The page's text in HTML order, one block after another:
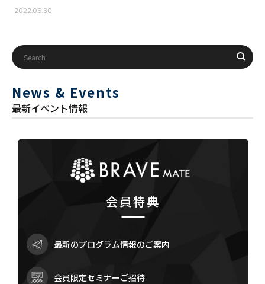
2022.06.30
News & Events
最新イベント情報
会員特典
最新のプログラム情報のご案内
会員限定セミナーご招待